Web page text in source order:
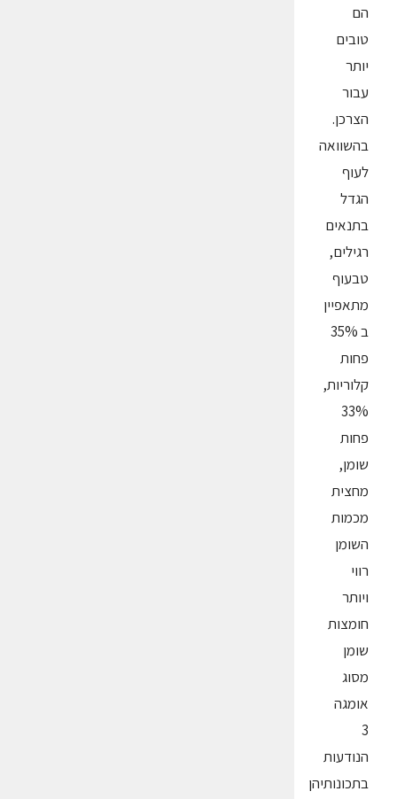
הם
טובים
יותר
עבור
הצרכן.
בהשוואה
לעוף
הגדל
בתנאים
רגילים,
טבעוף
מתאפיין
ב 35%
פחות
קלוריות,
33%
פחות
שומן,
מחצית
מכמות
השומן
רווי
ויותר
חומצות
שומן
מסוג
אומגה
3
הנודעות
בתכונותיהן